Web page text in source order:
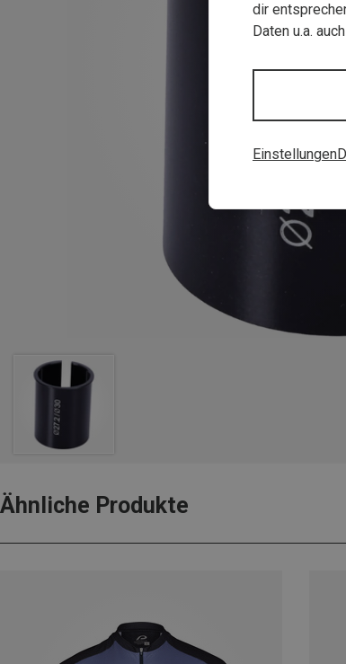
Ähnliche Produkte
dir
Daten u.a.
Einstellungen